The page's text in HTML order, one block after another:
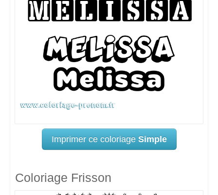
Imprimer ce coloriage Simple
Coloriage Frisson